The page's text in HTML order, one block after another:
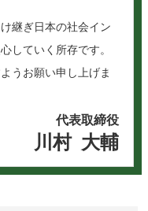
継ぎ日本の社会イン
していく所存です。
うお願い申し上げま
代表取締役
川村 大輔